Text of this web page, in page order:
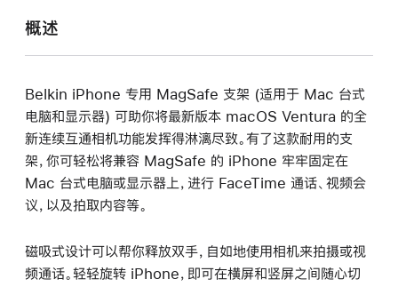
概述
Belkin iPhone 专用 MagSafe 支架 (适用于 Mac 台式
电脑和显示器) 可助你将最新版本 macOS Ventura 的全
新连续互通相机功能发挥得淋漓尽致。有了这款耐用的支
架，你可轻松将兼容 MagSafe 的 iPhone 牢牢固定在
Mac 台式电脑或显示器上，进行 FaceTime 通话、视频会
议，以及拍取内容等。
磁吸式设计可以帮你释放双手，自如地使用相机来拍摄或视
频通话。轻轻旋转 iPhone，即可在横屏和竖屏之间随心切